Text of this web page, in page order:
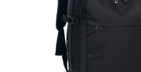
hviezdičiek.